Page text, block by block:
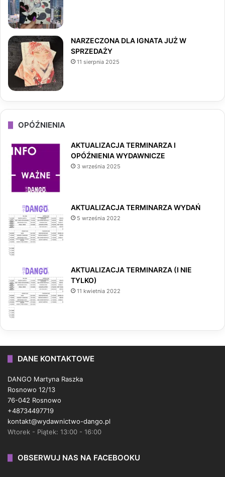
NARZECZONA DLA IGNATA JUŻ W
SPRZEDAŻY
11 sierpnia 2025
OPÓŹNIENIA
AKTUALIZACJA TERMINARZA I
OPÓŹNIENIA WYDAWNICZE
3 września 2025
AKTUALIZACJA TERMINARZA WYDAŃ
5 września 2022
AKTUALIZACJA TERMINARZA (I NIE
TYLKO)
11 kwietnia 2022
DANE KONTAKTOWE
DANGO Martyna Raszka
Rosnowo 12/13
76-042 Rosnowo
+48734497719
kontakt@wydawnictwo-dango.pl
Wtorek - Piątek: 13:00 - 16:00
OBSERWUJ NAS NA FACEBOOKU